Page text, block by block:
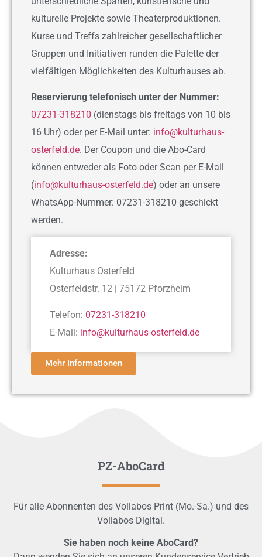
kulturelle Projekte sowie Theaterproduktionen.
Kurse und Treffs zahlreicher gesellschaftlicher
Gruppen und Initiativen runden die Palette der
vielfältigen Möglichkeiten des Kulturhauses ab.
Reservierung telefonisch unter der Nummer:
07231-318210 (dienstags bis freitags von 10 bis
16 Uhr) oder per E-Mail unter: info@kulturhaus-
osterfeld.de. Der Coupon und die Abo-Card
können entweder als Foto oder Scan per E-Mail
(info@kulturhaus-osterfeld.de) oder an unsere
WhatsApp-Nummer: 07231-318210 geschickt
werden.
Adresse:
Kulturhaus Osterfeld
Osterfeldstr. 12 | 75172 Pforzheim
Telefon: 07231-318210
E-Mail: info@kulturhaus-osterfeld.de
Mehr Informationen
PZ-AboCard
Für alle Abonnenten des Vollabos Print (Mo.-Sa.) und des
Vollabos Digital.
Sie haben noch keine AboCard?